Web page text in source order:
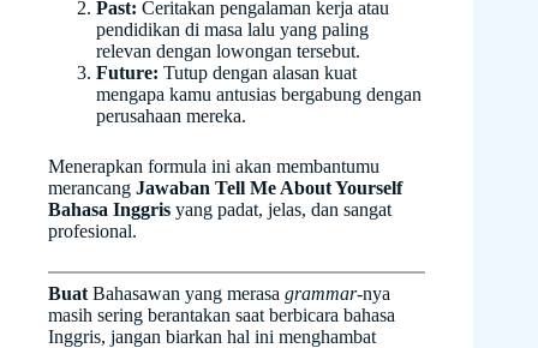
Past: Ceritakan pengalaman kerja atau
pendidikan di masa lalu yang paling
relevan dengan lowongan tersebut.
Future: Tutup dengan alasan kuat
mengapa kamu antusias bergabung dengan
perusahaan mereka.
Menerapkan formula ini akan membantumu
merancang Jawaban Tell Me About Yourself
Bahasa Inggris yang padat, jelas, dan sangat
profesional.
Buat Bahasawan yang merasa grammar-nya
masih sering berantakan saat berbicara bahasa
Inggris, jangan biarkan hal ini menghambat